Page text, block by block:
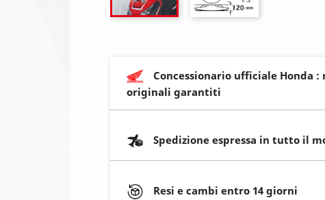
Concessionario ufficiale Honda :
originali garantiti
Spedizione espressa in tutto il
Resi e cambi entro 14 giorni